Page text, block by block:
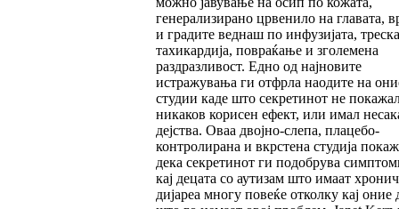
генерализирано црвенило на главата,
и градите веднаш по инфузијата,
тахикардија, повраќање и зголемена
раздразливост. Едно од најновите
истражувања ги отфрла наодите на
студии каде што секретинот не
никаков корисен ефект, или имал
дејства. Оваа двојно-слепа, плацебо-
контролирана и вкрстена студија
дека секретинот ги подобрува
кај децата со аутизам што имаат
дијареа многу повеќе отколку кај оние